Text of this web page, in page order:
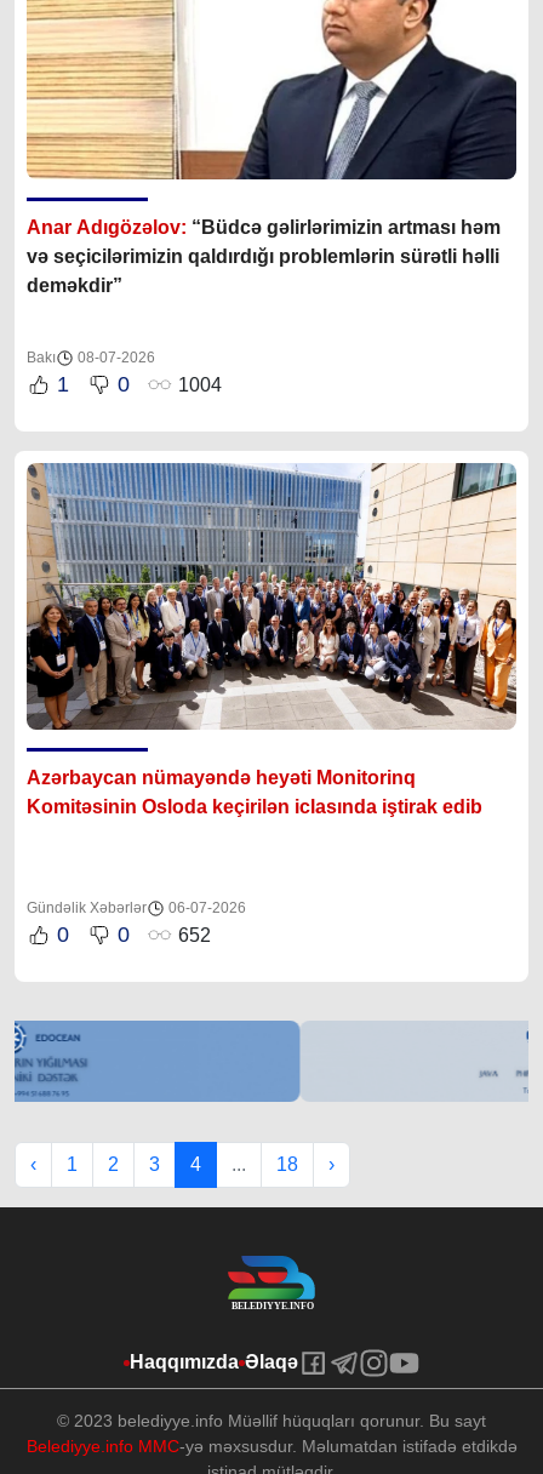
Anar Adıgözəlov: “Büdcə gəlirlərimizin artması həm
və seçicilərimizin qaldırdığı problemlərin sürətli həlli
deməkdir”
Bakı 08-07-2026
1 0 1004
Azərbaycan nümayəndə heyəti Monitorinq
Komitəsinin Osloda keçirilən iclasında iştirak edib
Gündəlik Xəbərlər 06-07-2026
0 0 652
‹ 1 2 3 4 ... 18 ›
Haqqımızda Əlaqə
© 2023 belediyye.info Müəllif hüquqları qorunur. Bu sayt
Belediyye.info MMC-yə məxsusdur. Məlumatdan istifadə etdikdə